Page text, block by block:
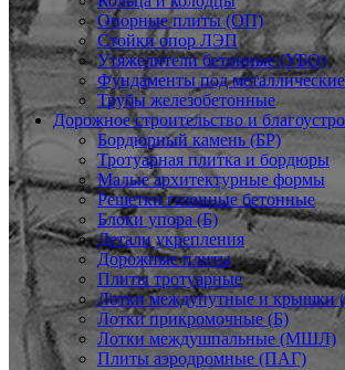
Опорные плиты (ОП)
Стойки опор ЛЭП
Утяжелители бетонные (УБО)
Фундаменты под
Трубы железобетонные
Дорожное строительство и
Бордюрный камень (БР)
Тротуарная плитка и бордюры
Малые архитектурные формы
Решетки газонные бетонные
Блоки упора (Б)
Детали укрепления
Дорожные плиты
Плиты тротуарные
Лотки междупутные и
Лотки прикромочные (Б)
Лотки междушпальные (МШЛ)
Плиты аэродромные (ПАГ)